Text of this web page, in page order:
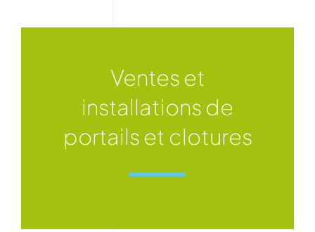
Ventes et
installations de
portails et clotures